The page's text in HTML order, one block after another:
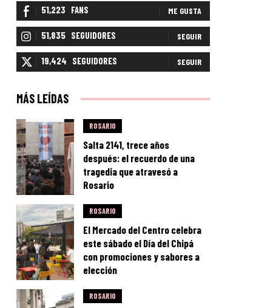
51,223 FANS ME GUSTA
51,835 SEGUIDORES SEGUIR
19,424 SEGUIDORES SEGUIR
MÁS LEÍDAS
ROSARIO
Salta 2141, trece años
después: el recuerdo de una
tragedia que atravesó a
Rosario
ROSARIO
El Mercado del Centro celebra
este sábado el Día del Chipá
con promociones y sabores a
elección
ROSARIO